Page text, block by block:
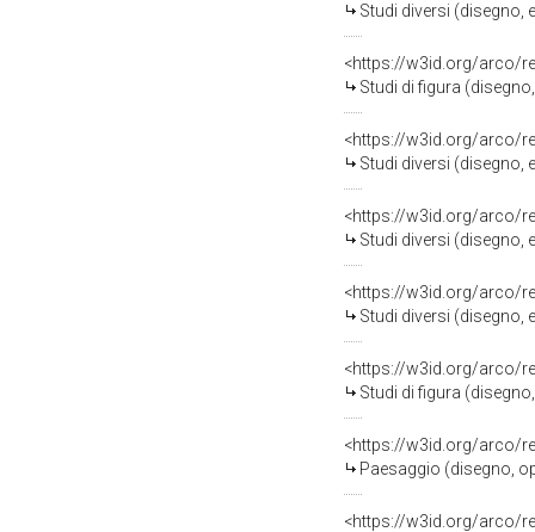
Studi diversi (disegno,
<https://w3id.org/arco/
Studi di figura
<https://w3id.org/arco/
Studi diversi (disegno,
<https://w3id.org/arco/
Studi diversi (disegno,
<https://w3id.org/arco/
Studi diversi (disegno,
<https://w3id.org/arco/
Studi di figura
<https://w3id.org/arco/
Paesaggio (disegno,
<https://w3id.org/arco/